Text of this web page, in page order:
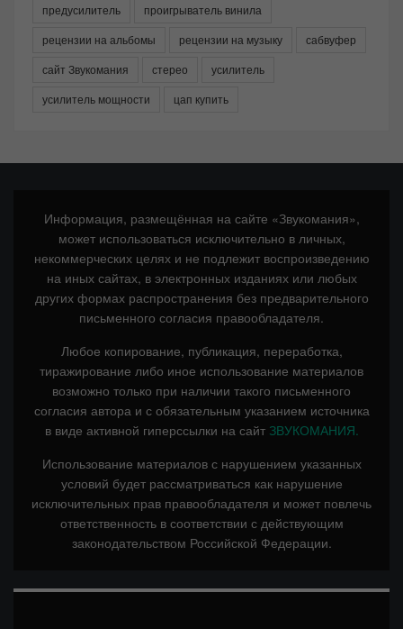
предусилитель
проигрыватель винила
рецензии на альбомы
рецензии на музыку
сабвуфер
сайт Звукомания
стерео
усилитель
усилитель мощности
цап купить
Информация, размещённая на сайте «Звукомания»,
может использоваться исключительно в личных,
некоммерческих целях и не подлежит воспроизведению
на иных сайтах, в электронных изданиях или любых
других формах распространения без предварительного
письменного согласия правообладателя.
Любое копирование, публикация, переработка,
тиражирование либо иное использование материалов
возможно только при наличии такого письменного
согласия автора и с обязательным указанием источника
в виде активной гиперссылки на сайт ЗВУКОМАНИЯ.
Использование материалов с нарушением указанных
условий будет рассматриваться как нарушение
исключительных прав правообладателя и может повлечь
ответственность в соответствии с действующим
законодательством Российской Федерации.